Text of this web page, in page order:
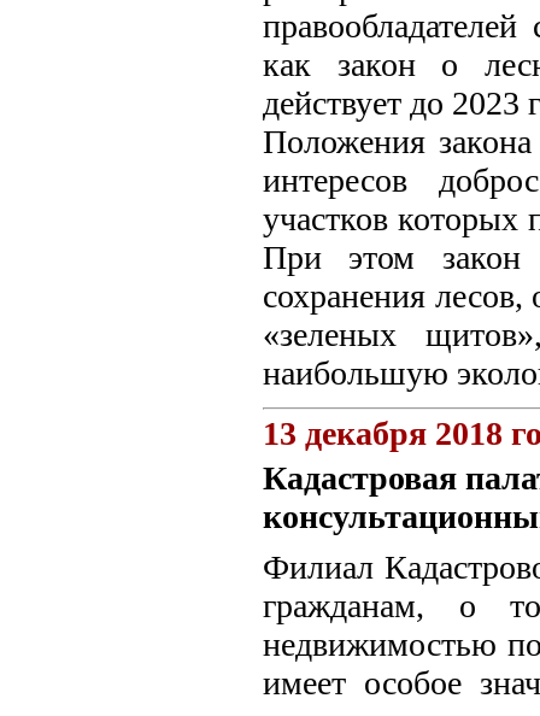
как закон о
действует до 2023
Положения
интересов
участков которых
При этом закон
сохранения
«зеленых
наибольшую
13 декабря 2018
Кадастровая
Филиал
гражданам, о
недвижимостью
имеет особое